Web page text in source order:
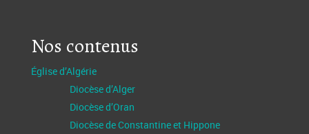
Nos contenus
Église d’Algérie
Diocèse d’Alger
Diocèse d’Oran
Diocèse de Constantine et Hippone